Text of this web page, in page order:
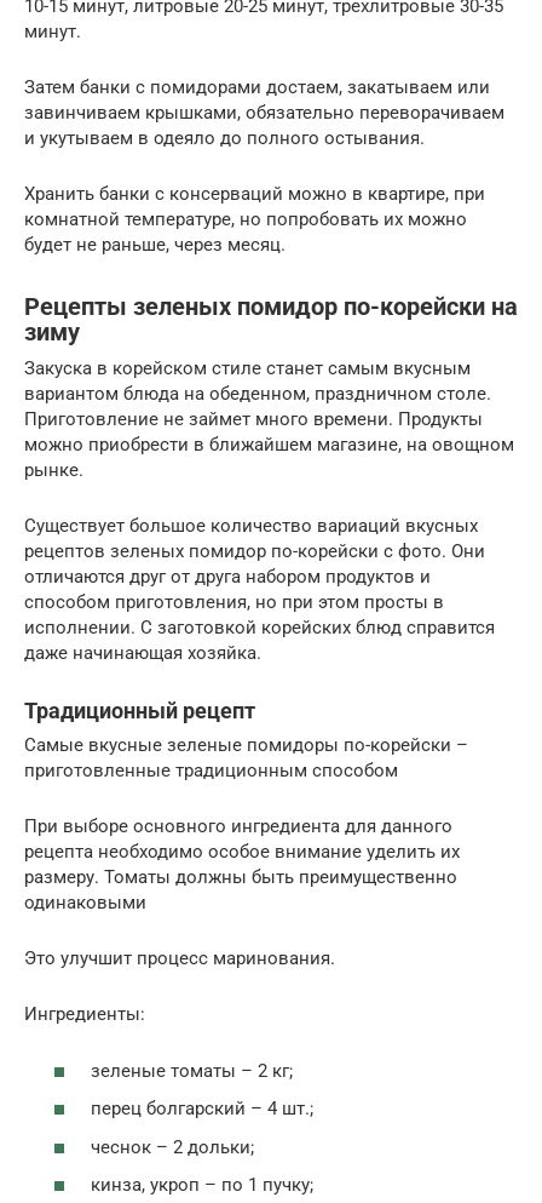
10-15 минут, литровые 20-25 минут, трехлитровые 30-35
минут.
Затем банки с помидорами достаем, закатываем или
завинчиваем крышками, обязательно переворачиваем
и укутываем в одеяло до полного остывания.
Хранить банки с консерваций можно в квартире, при
комнатной температуре, но попробовать их можно
будет не раньше, через месяц.
Рецепты зеленых помидор по-корейски на
зиму
Закуска в корейском стиле станет самым вкусным
вариантом блюда на обеденном, праздничном столе.
Приготовление не займет много времени. Продукты
можно приобрести в ближайшем магазине, на овощном
рынке.
Существует большое количество вариаций вкусных
рецептов зеленых помидор по-корейски с фото. Они
отличаются друг от друга набором продуктов и
способом приготовления, но при этом просты в
исполнении. С заготовкой корейских блюд справится
даже начинающая хозяйка.
Традиционный рецепт
Самые вкусные зеленые помидоры по-корейски –
приготовленные традиционным способом
При выборе основного ингредиента для данного
рецепта необходимо особое внимание уделить их
размеру. Томаты должны быть преимущественно
одинаковыми
Это улучшит процесс маринования.
Ингредиенты:
зеленые томаты – 2 кг;
перец болгарский – 4 шт.;
чеснок – 2 дольки;
кинза, укроп – по 1 пучку;